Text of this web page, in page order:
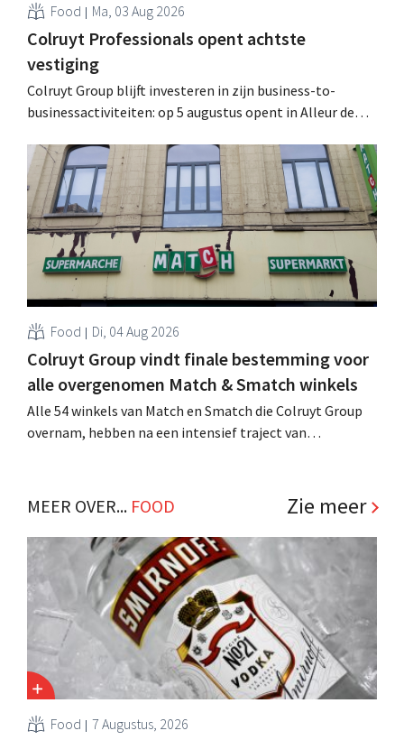
Food Ma, 03 Aug 2026
Colruyt Professionals opent achtste
vestiging
Colruyt Group blijft investeren in zijn business-to-
businessactiviteiten: op 5 augustus opent in Alleur de
winkelformule die zich uitsluitend richt op professionele
klanten. .
Food Di, 04 Aug 2026
Colruyt Group vindt finale bestemming voor
alle overgenomen Match & Smatch winkels
Alle 54 winkels van Match en Smatch die Colruyt Group
overnam, hebben na een intensief traject van
.MEER OVER... FOOD Zie meer
Food 7 Augustus, 2026